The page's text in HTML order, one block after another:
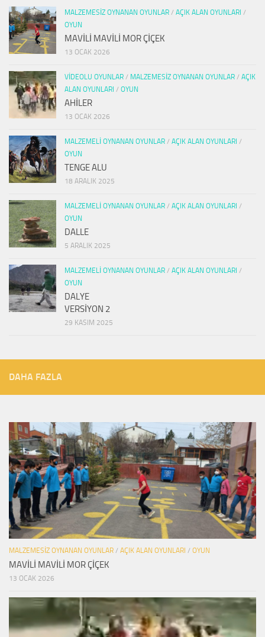
MALZEMESIZ OYNANAN OYUNLAR / AÇIK ALAN OYUNLARI /
OYUN
MAVİLİ MAVİLİ MOR ÇİÇEK
13 OCAK 2026
VIDEOLU OYUNLAR / MALZEMESIZ OYNANAN OYUNLAR / AÇIK
ALAN OYUNLARI / OYUN
AHİLER
13 OCAK 2026
MALZEMELI OYNANAN OYUNLAR / AÇIK ALAN OYUNLARI /
OYUN
TENGE ALU
18 ARALIK 2025
MALZEMELI OYNANAN OYUNLAR / AÇIK ALAN OYUNLARI /
OYUN
DALLE
5 ARALIK 2025
MALZEMELI OYNANAN OYUNLAR / AÇIK ALAN OYUNLARI /
OYUN
DALYE
VERSİYON 2
29 KASIM 2025
DAHA FAZLA
MALZEMESIZ OYNANAN OYUNLAR / AÇIK ALAN OYUNLARI / OYUN
MAVİLİ MAVİLİ MOR ÇİÇEK
13 OCAK 2026